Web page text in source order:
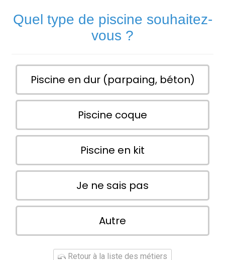
Quel type de piscine souhaitez-
vous ?
Piscine en dur (parpaing, béton)
Piscine coque
Piscine en kit
Je ne sais pas
Autre
Retour à la liste des métiers